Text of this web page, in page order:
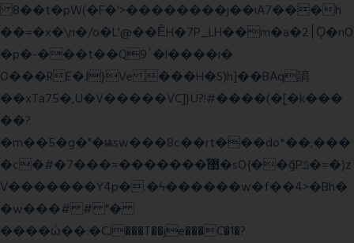
8��t�pW(�F�'>��������j��iA7���h
��=�x�\n�/o�L'@��ȄH�7P_LH��m�a�2׀Ǫ�nO
�p�-���t��Q9`�l����i�
O���RE�J}Ve ���H�S)h]��BAq謪
��xTa75�,U�V�����VC]}U?!#����(�[�k���
��?
�m��5�g�"�ѩsw���8c��rt���do*��;���
�c�#�޳�ͯ������=���7�sO{��ğPݿ�=�)z
V�������Y4p�.�ϟ������w�f��4>�Bh�
�w���# # "�
����ώ��:�CJ���T��je���C�1�?